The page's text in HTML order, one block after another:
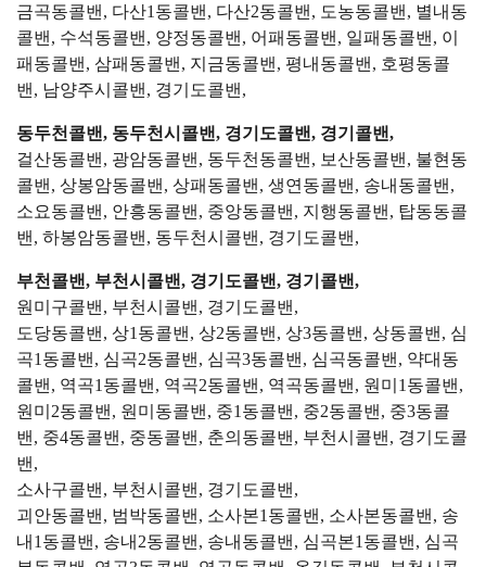
금곡동콜밴, 다산1동콜밴, 다산2동콜밴, 도농동콜밴, 별내동
콜밴, 수석동콜밴, 양정동콜밴, 어패동콜밴, 일패동콜밴, 이
패동콜밴, 삼패동콜밴, 지금동콜밴, 평내동콜밴, 호평동콜
밴, 남양주시콜밴, 경기도콜밴,
동두천콜밴, 동두천시콜밴, 경기도콜밴, 경기콜밴,
걸산동콜밴, 광암동콜밴, 동두천동콜밴, 보산동콜밴, 불현동
콜밴, 상봉암동콜밴, 상패동콜밴, 생연동콜밴, 송내동콜밴,
소요동콜밴, 안흥동콜밴, 중앙동콜밴, 지행동콜밴, 탑동동콜
밴, 하봉암동콜밴, 동두천시콜밴, 경기도콜밴,
부천콜밴, 부천시콜밴, 경기도콜밴, 경기콜밴,
원미구콜밴, 부천시콜밴, 경기도콜밴,
도당동콜밴, 상1동콜밴, 상2동콜밴, 상3동콜밴, 상동콜밴, 심
곡1동콜밴, 심곡2동콜밴, 심곡3동콜밴, 심곡동콜밴, 약대동
콜밴, 역곡1동콜밴, 역곡2동콜밴, 역곡동콜밴, 원미1동콜밴,
원미2동콜밴, 원미동콜밴, 중1동콜밴, 중2동콜밴, 중3동콜
밴, 중4동콜밴, 중동콜밴, 춘의동콜밴, 부천시콜밴, 경기도콜
밴,
소사구콜밴, 부천시콜밴, 경기도콜밴,
괴안동콜밴, 범박동콜밴, 소사본1동콜밴, 소사본동콜밴, 송
내1동콜밴, 송내2동콜밴, 송내동콜밴, 심곡본1동콜밴, 심곡